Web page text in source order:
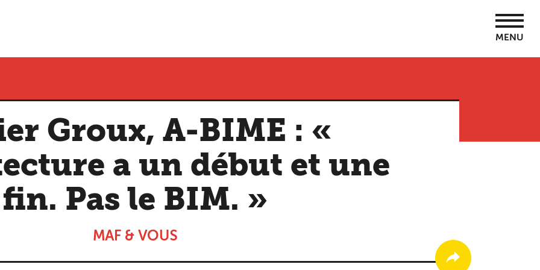
MENU
Groux, A-BIME : «
a un début et une
fin. Pas le BIM. »
MAF & VOUS